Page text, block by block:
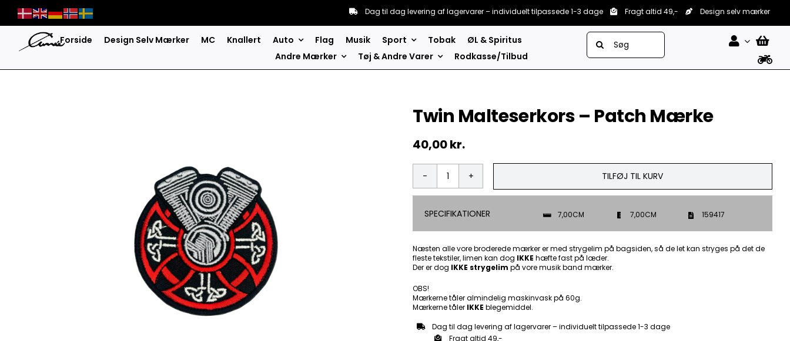
content
Dag til dag levering af lagervarer – individuelt tilpassede 1-3 dage Fragt altid 49,- Design selv mærker
Forside Design Selv Mærker MC Knallert Auto Flag Musik Sport Tobak
ØL & Spiritus
Andre Mærker
Tøj & Andre Varer Rodkasse/Tilbud
Søg
efter:
Twin Malteserkors – Patch Mærke
40,00kr.
Twin
Malteserkors
Patch
TILFØJ TIL KURV
SPECIFIKATIONER 7,00CM 7,00CM 159417
Næsten alle vore broderede mærker er med strygelim på bagsiden, så de let kan stryges på det de
fleste tekstiler, limen kan dog IKKE hæfte fast på læder.
Der er dog IKKE strygelim på vore musik band mærker.
OBS!
Mærkerne tåler almindelig maskinvask på 60g.
Mærkerne tåler IKKE blegemiddel.
Dag til dag levering af lagervarer – individuelt tilpassede 1-3 dage
Fragt altid 49,-